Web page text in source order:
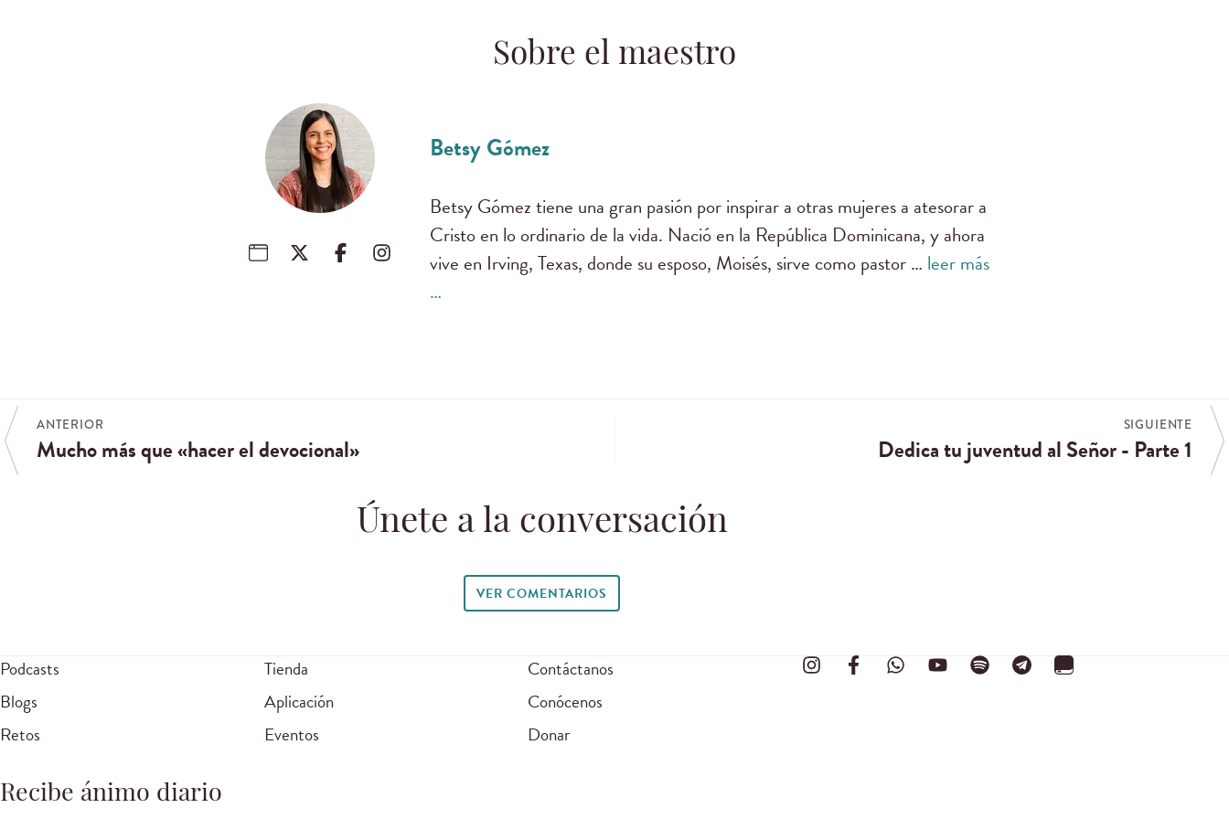
Sobre el maestro
Betsy Gómez
Betsy Gómez tiene una gran pasión por inspirar a otras mujeres a atesorar a
Cristo en lo ordinario de la vida. Nació en la República Dominicana, y ahora
vive en Irving, Texas, donde su esposo, Moisés, sirve como pastor … leer más
…
ANTERIOR
Mucho más que «hacer el devocional»
SIGUIENTE
Dedica tu juventud al Señor - Parte 1
Únete a la conversación
VER COMENTARIOS
Podcasts
Blogs
Retos
Tienda
Aplicación
Eventos
Contáctanos
Conócenos
Donar
Recibe ánimo diario